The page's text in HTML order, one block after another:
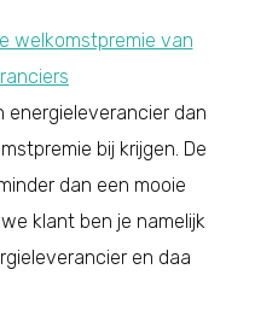
welkomstpremie van
dan
bij krijgen. De
dan een mooie
klant ben je namelijk
en daa